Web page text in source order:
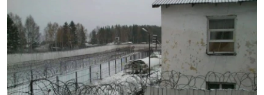
РАСПИСАНИЕ ВЕЩАНИЯ
ПОДПИШИТЕСЬ НА РАССЫЛКУ
СОЦИАЛЬНЫЕ СЕТИ